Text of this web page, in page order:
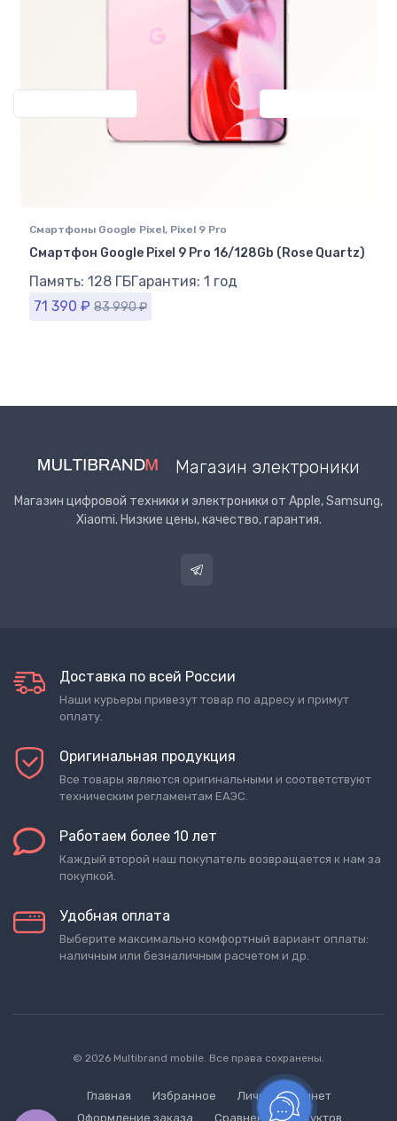
Смартфоны Google Pixel, Pixel 9 Pro
Смартфон Google Pixel 9 Pro 16/128Gb (Rose Quartz)
Память: 128 ГБГарантия: 1 год
71 390 ₽ 83 990₽
Магазин электроники
Магазин цифровой техники и электроники от Apple, Samsung,
Xiaomi. Низкие цены, качество, гарантия.
Доставка по всей России
Наши курьеры привезут товар по адресу и примут
оплату.
Оригинальная продукция
Все товары являются оригинальными и соответствуют
техническим регламентам ЕАЭС.
Работаем более 10 лет
Каждый второй наш покупатель возвращается к нам за
покупкой.
Удобная оплата
Выберите максимально комфортный вариант оплаты:
наличным или безналичным расчетом и др.
© 2026 Multibrand mobile. Все права сохранены.
Главная Избранное
Личный кабинет
Оформление заказа
Сравнение продуктов